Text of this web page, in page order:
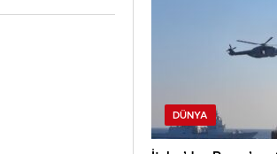
DÜNYA